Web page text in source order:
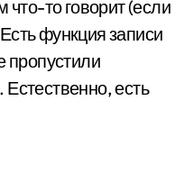
что-то говорит (если
функция записи
пропустили
есть